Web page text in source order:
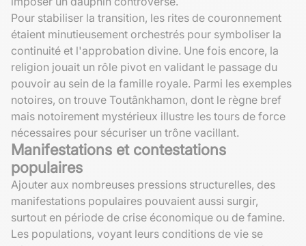
Pour stabiliser la transition, les rites de couronnement
étaient minutieusement orchestrés pour symboliser la
continuité et l'approbation divine. Une fois encore, la
religion jouait un rôle pivot en validant le passage du
pouvoir au sein de la famille royale. Parmi les exemples
notoires, on trouve Toutânkhamon, dont le règne bref
mais notoirement mystérieux illustre les tours de force
nécessaires pour sécuriser un trône vacillant.
Manifestations et contestations
populaires
Ajouter aux nombreuses pressions structurelles, des
manifestations populaires pouvaient aussi surgir,
surtout en période de crise économique ou de famine.
Les populations, voyant leurs conditions de vie se